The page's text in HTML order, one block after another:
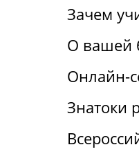
Зачем
О вашей
Онлайн-
Знатоки